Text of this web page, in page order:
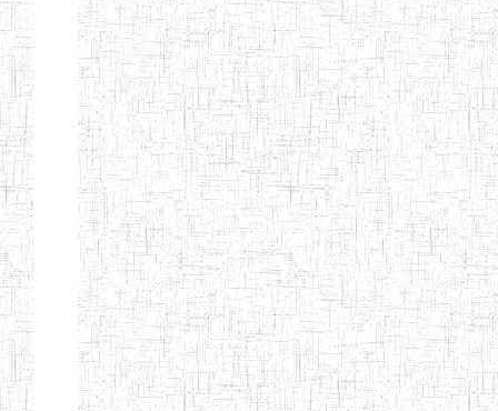
MAJORS
ENI PRIVEE
LAIQUE
22/09/2000 ENIEG Privé
ENIEG BERYLA 06/06/2014 ENIEG Privé
ENIEG
L'EXCELLENCE
28/08/2009 ENIEG Privé
ENIEG DES
NATIONS
10/07/2001 ENIEG Privé
ENIET PAUL
23/07/2014 ENIET Privé